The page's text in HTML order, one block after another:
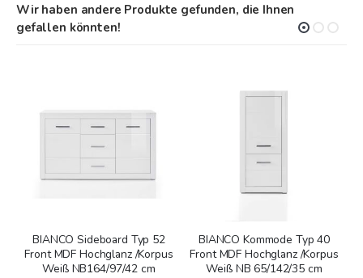
Wir haben andere Produkte gefunden, die Ihnen
gefallen könnten!
BIANCO Sideboard Typ 52
Front MDF Hochglanz /Korpus
Weiß NB164/97/42 cm
BIANCO Kommode Typ 40
Front MDF Hochglanz /Korpus
Weiß NB 65/142/35 cm